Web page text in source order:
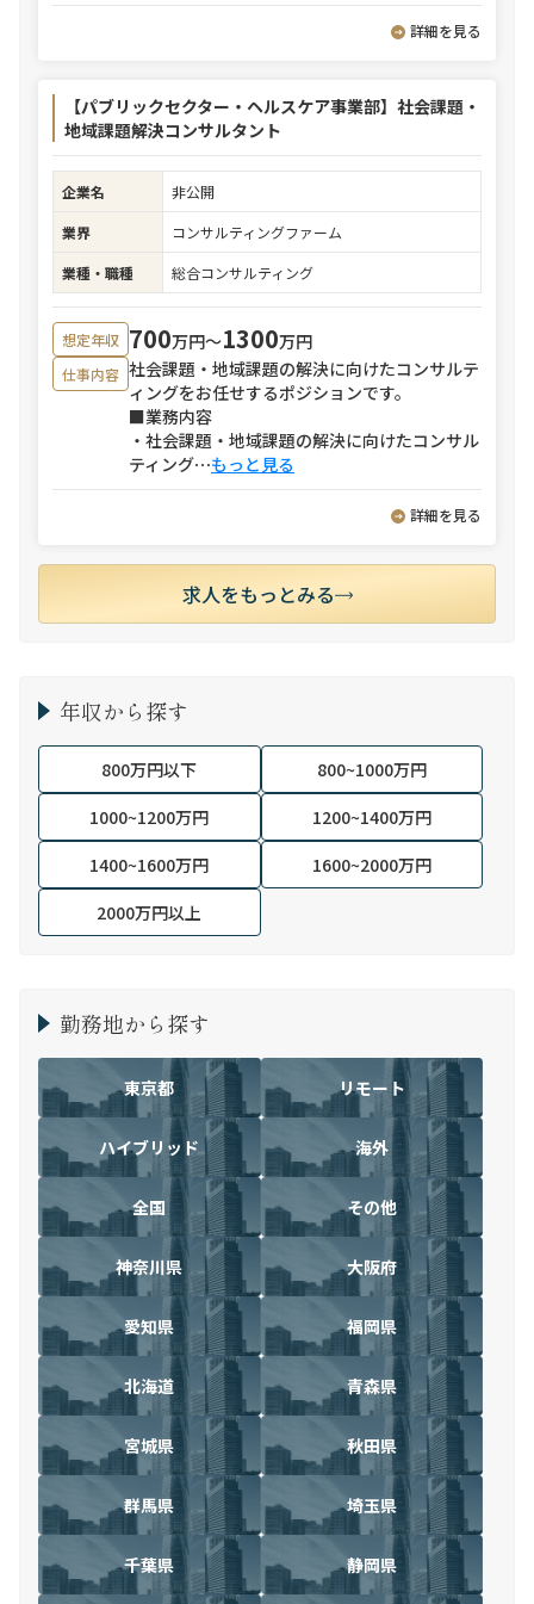
詳細を見る
【パブリックセクター・ヘルスケア事業部】社会課題・
地域課題解決コンサルタント
企業名
非公開
業界
コンサルティングファーム
業種・職種
総合コンサルティング
想定年収 700万円〜1300万円
仕事内容 社会課題・地域課題の解決に向けたコンサルテ
ィングをお任せするポジションです。
■業務内容
・社会課題・地域課題の解決に向けたコンサル
ティング⋯もっと見る
詳細を見る
求人をもっとみる
年収から探す
800万円以下
800~1000万円
1000~1200万円
1200~1400万円
1400~1600万円
1600~2000万円
2000万円以上
勤務地から探す
東京都 リモート
ハイブリッド 海外
全国 その他
神奈川県 大阪府
愛知県 福岡県
北海道 青森県
宮城県 秋田県
群馬県 埼玉県
千葉県 静岡県